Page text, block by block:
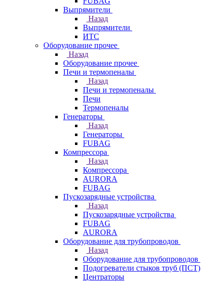
Выпрямители
Назад
Выпрямители
ИТС
Оборудование прочее
Назад
Оборудование прочее
Печи и термопеналы
Назад
Печи и термопеналы
Печи
Термопеналы
Генераторы
Назад
Генераторы
FUBAG
Компрессора
Назад
Компрессора
AURORA
FUBAG
Пускозарядные устройства
Назад
Пускозарядные устройства
FUBAG
AURORA
Оборудование для трубопроводов
Назад
Оборудование для трубопроводов
Подогреватели стыков труб (ПСТ)
Центраторы